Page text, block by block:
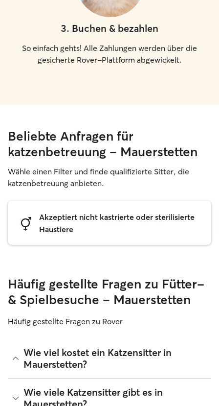
3. Buchen & bezahlen
So einfach gehts! Alle Zahlungen werden über die
gesicherte Rover-Plattform abgewickelt.
Beliebte Anfragen für
katzenbetreuung – Mauerstetten
Wähle einen Filter und finde qualifizierte Sitter, die
katzenbetreuung anbieten.
Akzeptiert nicht kastrierte oder sterilisierte
Haustiere
Häufig gestellte Fragen zu Fütter-
& Spielbesuche – Mauerstetten
Häufig gestellte Fragen zu Rover
Wie viel kostet ein Katzensitter in
Mauerstetten?
Katzensitter können ihre Preise bei Rover frei festlegen. Die
durchschnittlichen Kosten für einen Rover-Katzensitter in
Wie viele Katzensitter gibt es in